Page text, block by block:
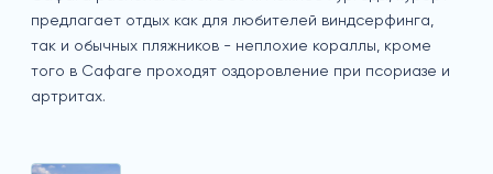
предлагает отдых как для любителей виндсерфинга,
так и обычных пляжников - неплохие кораллы, кроме
того в Сафаге проходят оздоровление при псориазе и
артритах.